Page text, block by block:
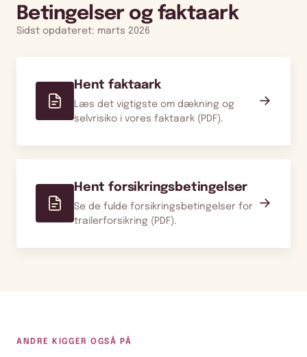
Betingelser og faktaark
Sidst opdateret: marts 2026
Hent faktaark
Læs det vigtigste om dækning og
selvrisiko i vores faktaark (PDF).
→
Hent forsikringsbetingelser
Se de fulde forsikringsbetingelser for
trailerforsikring (PDF).
→
ANDRE KIGGER OGSÅ PÅ